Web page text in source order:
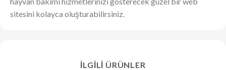
sitesini kolayca oluşturabilirsiniz.
İLGILI ÜRÜNLER